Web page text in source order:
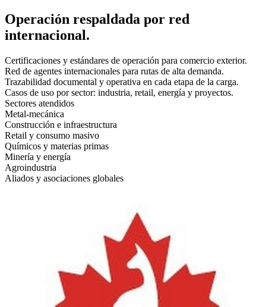
Operación respaldada por red
internacional.
Certificaciones y estándares de operación para comercio exterior.
Red de agentes internacionales para rutas de alta demanda.
Trazabilidad documental y operativa en cada etapa de la carga.
Casos de uso por sector: industria, retail, energía y proyectos.
Sectores atendidos
Metal-mecánica
Construcción e infraestructura
Retail y consumo masivo
Químicos y materias primas
Minería y energía
Agroindustria
Aliados y asociaciones globales